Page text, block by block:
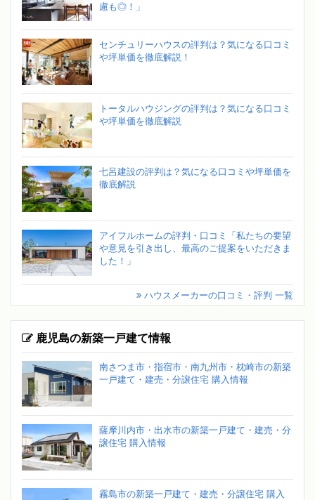
慮も◎！」
センチュリーハウスの評判は？気になる口コミ
や坪単価を徹底解説！
トータルハウジングの評判は？気になる口コミ
や坪単価を徹底解説
七呂建設の評判は？気になる口コミや坪単価を
徹底解説
アイフルホームの評判・口コミ「私たちの要望
や意見を引き出し、最高のご提案をいただきま
した！」
ハウスメーカーの口コミ・評判 一覧
鹿児島の新築一戸建て情報
南さつま市・指宿市・南九州市・枕崎市の新築
一戸建て・建売・分譲住宅 購入情報
薩摩川内市・出水市の新築一戸建て・建売・分
譲住宅 購入情報
霧島市の新築一戸建て・建売・分譲住宅 購入